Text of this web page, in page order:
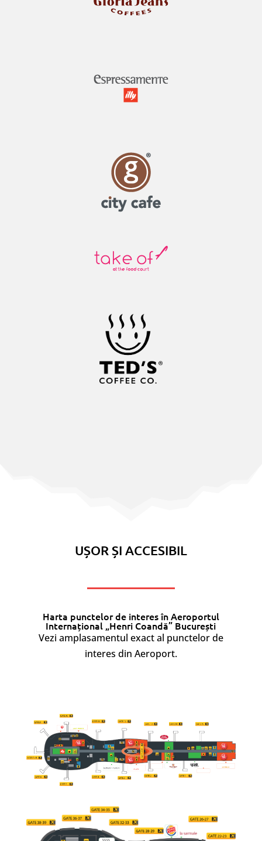
UȘOR ȘI ACCESIBIL
Harta punctelor de interes în Aeroportul
Internațional „Henri Coandă” București
Vezi amplasamentul exact al punctelor de
interes din Aeroport.